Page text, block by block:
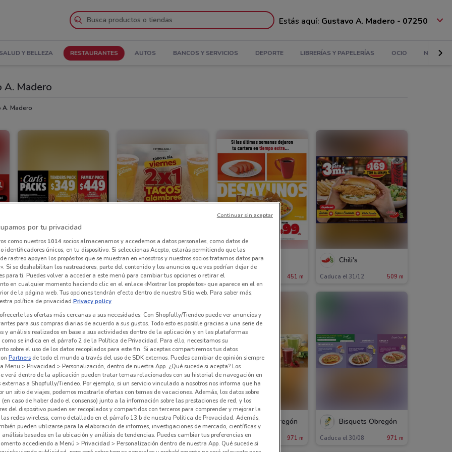
Estás aquí: Gustavo A. Madero - 07250
SALUD Y BELLEZA RESTAURANTES AUTOS BANCOS Y SERVICIOS DEPORTE LIBRERÍAS Y PAPELERÍAS OCIO NIÑOS
A. Madero
A. Madero
Carl's Jr
Caduca el 31/10 664 m
Potzollcalli
Caduca el 31/12 194 m
Vips
Caduca el 23/08 451 m
Chili's
Caduca el 31/12 509 m
Cielo Ihop
Caduca el 16/08 711 m
Domino's Pizza
Caduca el 31/10 853 m
Bisquets Obregón
Caduca el 20/09 971 m
Bisquets Obregón
Caduca el 30/08 971 m
por tu privacidad
como nuestros 1014socios almacenamos y accedemos a datos personales, como datos de
identificadores únicos, en tu dispositivo. Si seleccionas Acepto, estarás permitiendo que las
rastreo apoyen los propósitos que se muestran en «nosotros y nuestros socios tratamos datos para
Si se deshabilitan los rastreadores, parte del contenido y los anuncios que ves podrían dejar de
para ti. Puedes volver a acceder a este menú para cambiar tus opciones o retirar el
en cualquier momento haciendo clic en el enlace «Mostrar los propósitos» que aparece en el en
de la página web. Tus opciones tendrán efecto dentro de nuestro Sitio web. Para saber más,
política de privacidad.Privacy policy
las ofertas más cercanas a sus necesidades: Con Shopfully/Tiendeo puede ver anuncios y
para sus compras diarias de acuerdo a sus gustos. Todo esto es posible gracias a una serie de
y análisis realizados en base a sus actividades dentro de la aplicación y en las plataformas
como se indica en el párrafo 2 de la Política de Privacidad. Para ello, necesitamos su
sobre el uso de los datos recopilados para este fin. Si aceptas compartiremos tus datos
Partners de todo el mundo a través del uso de SDK externos. Puedes cambiar de opinión siempre
Menu > Privacidad > Personalización, dentro de nuestra App. ¿Qué sucede si acepta? Los
verá dentro de la aplicación pueden tratar temas relacionados con su historial de navegación en
a Shopfully/Tiendeo. Por ejemplo, si un servicio vinculado a nosotros nos informa que ha
un sitio de viajes, podemos mostrarle ofertas con temas de vacaciones. Además, los datos sobre
caso de haber dado el consenso) junto a la información sobre las prestaciones de red, y los
del dispositivo pueden ser recopilados y compartidos con terceros para comprender y mejorar la
las redes wireless, como detallado en el párrafo 13.b de nuestra Política de Provacidad. Además,
pueden utilizarse para la elaboración de informes, investigaciones de mercado, científicas y
análisis basados en la ubicación y análisis de tendencias. Puedes cambiar tus preferencias en
accediendo a Menú > Privacidad > Personalización dentro de nuestra App. Qué sucede si
Continuar sin aceptar